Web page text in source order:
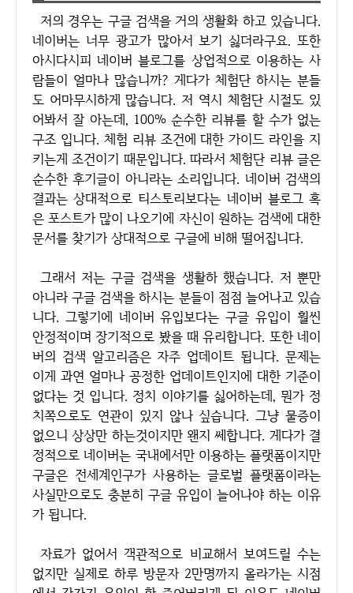
저의 경우는 구글 검색을 거의 생활화 하고 있습니다.
네이버는 너무 광고가 많아서 보기 싫더라구요. 또한
아시다시피 네이버 블로그를 상업적으로 이용하는 사
람들이 얼마나 많습니까? 게다가 체험단 하시는 분들
도 어마무시하게 많습니다. 저 역시 체험단 시절도 있
어봐서 잘 아는데, 100% 순수한 리뷰를 할 수가 없는
구조 입니다. 체험 리뷰 조건에 대한 가이드 라인을 지
키는게 조건이기 때문입니다. 따라서 체험단 리뷰 글은
순수한 후기글이 아니라는 소리입니다. 네이버 검색의
결과는 상대적으로 티스토리보다는 네이버 블로그 혹
은 포스트가 많이 나오기에 자신이 원하는 검색에 대한
문서를 찾기가 상대적으로 구글에 비해 떨어집니다.
그래서 저는 구글 검색을 생활하 했습니다. 저 뿐만
아니라 구글 검색을 하시는 분들이 점점 늘어나고 있습
니다. 그렇기에 네이버 유입보다는 구글 유입이 훨씬
안정적이며 장기적으로 봤을 때 유리합니다. 또한 네이
버의 검색 알고리즘은 자주 업데이트 됩니다. 문제는
이게 과연 얼마나 공정한 업데이트인지에 대한 기준이
없다는 것 입니다. 정치 이야기를 싫어하는데, 뭔가 정
치쪽으로도 연관이 있지 않나 싶습니다. 그냥 물증이
없으니 상상만 하는것이지만 왠지 쎄합니다. 게다가 결
정적으로 네이버는 국내에서만 이용하는 플랫폼이지만
구글은 전세계인구가 사용하는 글로벌 플랫폼이라는
사실만으로도 충분히 구글 유입이 늘어나야 하는 이유
가 됩니다.
자료가 없어서 객관적으로 비교해서 보여드릴 수는
없지만 실제로 하루 방문자 2만명까지 올라가는 시점